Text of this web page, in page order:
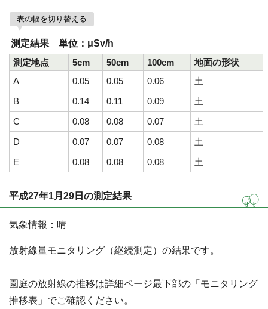
表の幅を切り替える
測定結果 単位：μSv/h
測定地点
5cm 50cm 100cm
地面の形状
A
0.05 0.05 0.06
土
B
0.14 0.11 0.09
土
C
0.08 0.08 0.07
土
D
0.07 0.07 0.08
土
E
0.08 0.08 0.08 土
平成27年1月29日の測定結果
気象情報：晴
放射線量モニタリング（継続測定）の結果です。
園庭の放射線の推移は詳細ページ最下部の「モニタリング
推移表」でご確認ください。